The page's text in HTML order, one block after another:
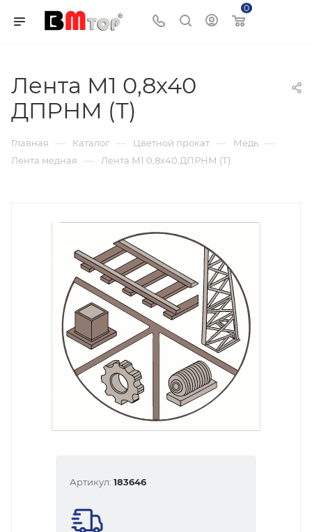
0
Лента М1 0,8х40
ДПРНМ (Т)
Главная — Каталог — Цветной прокат — Медь —
Лента медная — Лента М1 0,8х40 ДПРНМ (Т)
Артикул: 183646